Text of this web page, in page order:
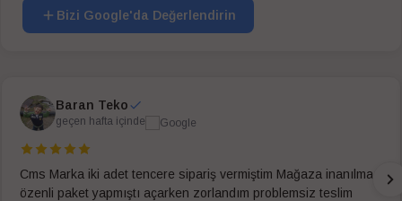
Bizi Google'da Değerlendirin
Baran Teko
geçen hafta içinde
Cms Marka iki adet tencere sipariş vermiştim Mağaza inanılmaz
özenli paket yapmıştı açarken zorlandım problemsiz teslim